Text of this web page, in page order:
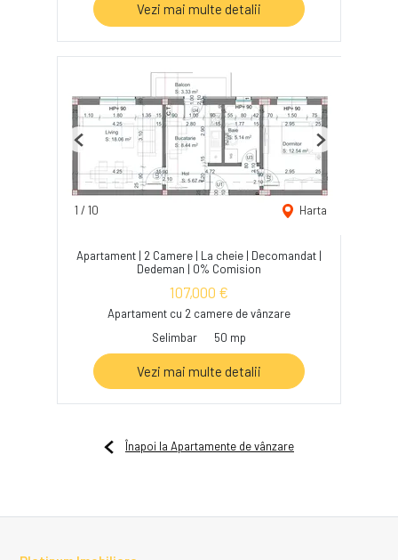
Vezi mai multe detalii
1 / 10 Harta
Previous Next
Apartament | 2 Camere | La cheie | Decomandat |
Dedeman | 0% Comision
107,000 €
Apartament cu 2 camere de vânzare
Selimbar
50 mp
Vezi mai multe detalii
Înapoi la Apartamente de vânzare